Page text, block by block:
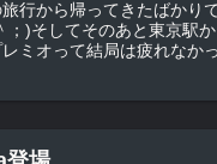
てきたばかりでした。 旅行中のレンタカー
；)そしてそのあと東京駅
レミオって結局は疲れなか